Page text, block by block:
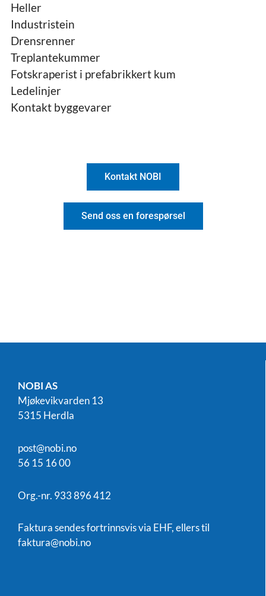
Heller
Industristein
Drensrenner
Treplantekummer
Fotskraperist i prefabrikkert kum
Ledelinjer
Kontakt byggevarer
Kontakt NOBI
Send oss en forespørsel
NOBI AS
Mjøkevikvarden 13
5315 Herdla
post@nobi.no
56 15 16 00
Org.-nr. 933 896 412
Faktura sendes fortrinnsvis via EHF, ellers til
faktura@nobi.no